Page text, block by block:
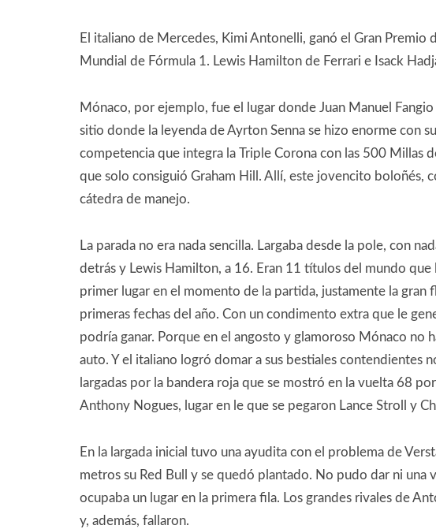
El italiano de Mercedes, Kimi Antonelli, ganó el Gran
Mundial de Fórmula 1. Lewis Hamilton de Ferrari e Isack
Mónaco, por ejemplo, fue el lugar donde Juan Manuel
sitio donde la leyenda de Ayrton Senna se hizo enorme con
competencia que integra la Triple Corona con las 500 Millas
que solo consiguió Graham Hill. Allí, este jovencito boloñés,
cátedra de manejo.
La parada no era nada sencilla. Largaba desde la pole, con
detrás y Lewis Hamilton, a 16. Eran 11 títulos del mundo que
primer lugar en el momento de la partida, justamente la gran
primeras fechas del año. Con un condimento extra que le
podría ganar. Porque en el angosto y glamoroso Mónaco no
auto. Y el italiano logró domar a sus bestiales contendientes
largadas por la bandera roja que se mostró en la vuelta 68
Anthony Nogues, lugar en le que se pegaron Lance Stroll y
En la largada inicial tuvo una ayudita con el problema de
metros su Red Bull y se quedó plantado. No pudo dar ni una
ocupaba un lugar en la primera fila. Los grandes rivales de
y, además, fallaron.